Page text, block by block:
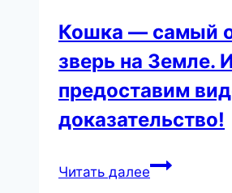
Кошка — самый
зверь на Земле.
предоставим
доказательство!
Читать далееКошка